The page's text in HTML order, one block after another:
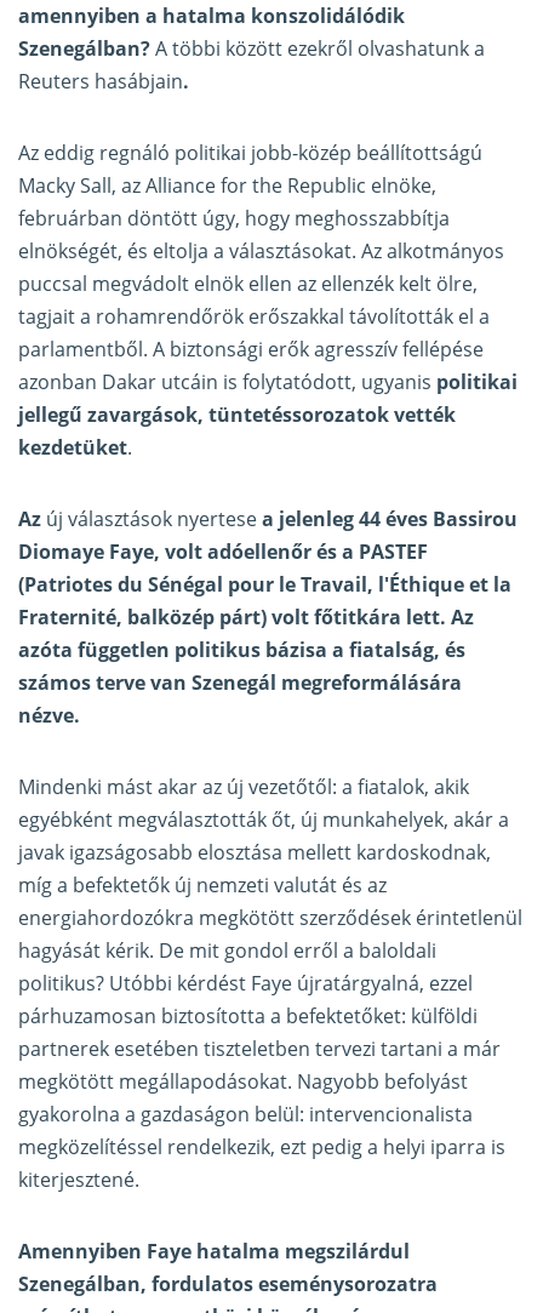
amennyiben a hatalma konszolidálódik
Szenegálban?A többi között ezekről olvashatunk a
Reuters hasábjain.
Az eddig regnáló politikai jobb-közép beállítottságú
Macky Sall, az Alliance for the Republic elnöke,
februárban döntött úgy, hogy meghosszabbítja
elnökségét, és eltolja a választásokat. Az alkotmányos
puccsal megvádolt elnök ellen az ellenzék kelt ölre,
tagjait a rohamrendőrök erőszakkal távolították el a
parlamentből. A biztonsági erők agresszív fellépése
azonban Dakar utcáin is folytatódott, ugyanis politikai
jellegű zavargások, tüntetéssorozatok vették
kezdetüket.
Az új választások nyertesea jelenleg 44 éves Bassirou
Diomaye Faye, volt adóellenőr és a PASTEF
(Patriotes du Sénégal pour le Travail, l'Éthique et la
Fraternité, balközép párt) volt főtitkára lett. Az
azóta független politikus bázisa a fiatalság, és
számos terve van Szenegál megreformálására
nézve.
Mindenki mást akar az új vezetőtől: a fiatalok, akik
egyébként megválasztották őt, új munkahelyek, akár a
javak igazságosabb elosztása mellett kardoskodnak,
míg a befektetők új nemzeti valutát és az
energiahordozókra megkötött szerződések érintetlenül
hagyását kérik. De mit gondol erről a baloldali
politikus? Utóbbi kérdést Faye újratárgyalná, ezzel
párhuzamosan biztosította a befektetőket: külföldi
partnerek esetében tiszteletben tervezi tartani a már
megkötött megállapodásokat. Nagyobb befolyást
gyakorolna a gazdaságon belül: intervencionalista
megközelítéssel rendelkezik, ezt pedig a helyi iparra is
kiterjesztené.
Amennyiben Faye hatalma megszilárdul
Szenegálban, fordulatos eseménysorozatra